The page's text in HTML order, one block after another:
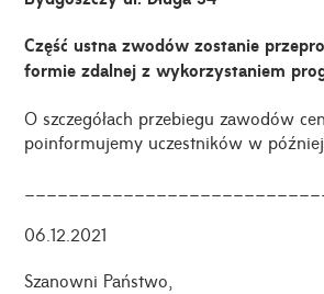
Część ustna zwodów zostanie
formie zdalnej z wykorzystaniem
O szczegółach przebiegu zawodów
poinformujemy uczestników w
06.12.2021
Szanowni Państwo,